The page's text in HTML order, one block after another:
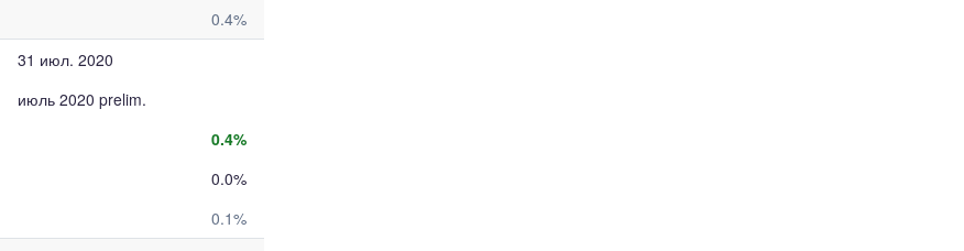
0.4%
31 июл. 2020
июль 2020 prelim.
0.4%
0.0%
0.1%